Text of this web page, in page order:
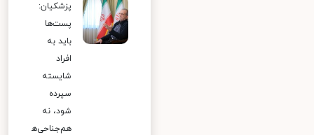
پزشکیان:
پست‌ها
باید به
افراد
شایسته
سپرده
شود، نه
هم‌جناحی‌ه